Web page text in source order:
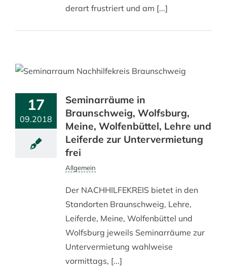
derart frustriert und am [...]
17
09.2018
Seminarräume in
Braunschweig, Wolfsburg,
Meine, Wolfenbüttel, Lehre und
Leiferde zur Untervermietung
frei
Allgemein
Der NACHHILFEKREIS bietet in den
Standorten Braunschweig, Lehre,
Leiferde, Meine, Wolfenbüttel und
Wolfsburg jeweils Seminarräume zur
Untervermietung wahlweise
vormittags, [...]